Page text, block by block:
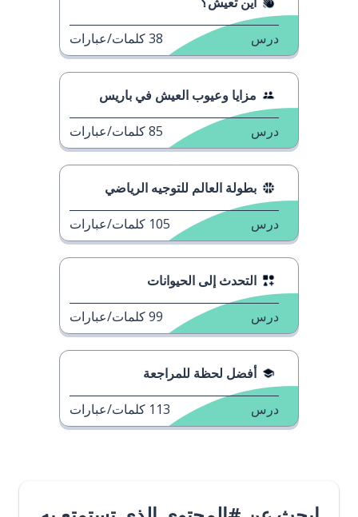
درس 38كلمات/عبارات
مزايا وعيوب العيش في باريس
درس 85كلمات/عبارات
بطولة العالم للتوجيه الرياضي
درس 105 كلمات/عبارات
التحدث إلى الحيوانات
درس 99كلمات/عبارات
أفضل لحظة للمراجعة
درس 113 كلمات/عبارات